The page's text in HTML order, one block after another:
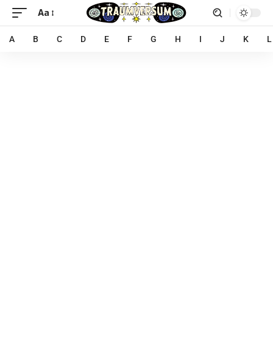
Aa
A B C D E F G H I J K L